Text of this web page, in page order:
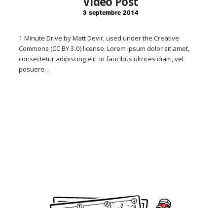
3 septembre 2014
1 Minute Drive by Matt Devir, used under the Creative
Commons (CC BY 3.0) license. Lorem ipsum dolor sit amet,
consectetur adipiscing elit. In faucibus ultrices diam, vel
posuere…